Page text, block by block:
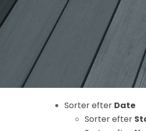
Sorter efter Date
Sorter efter
Nødvendige
Disse cookies
er ikke
nødvendige